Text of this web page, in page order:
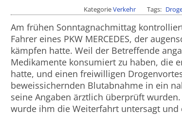
KategorieVerkehr Tags
Am frühen Sonntagnachmittag
Fahrer eines PKW MERCEDES, der
kämpfen hatte. Weil der Betreffende
Medikamente konsumiert zu haben, die
hatte, und einen freiwilligen
beweissichernden Blutabnahme in ein
seine Angaben ärztlich überprüft
wurde ihm die Weiterfahrt untersagt und